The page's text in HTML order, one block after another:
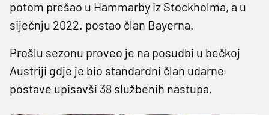
potom prešao u Hammarby iz Stockholma, a u
siječnju 2022. postao član Bayerna.
Prošlu sezonu proveo je na posudbi u bečkoj
Austriji gdje je bio standardni član udarne
postave upisavši 38 službenih nastupa.